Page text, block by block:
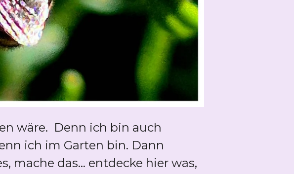
wäre. Denn ich bin auch
ich im Garten bin. Dann
mache das... entdecke hier was,